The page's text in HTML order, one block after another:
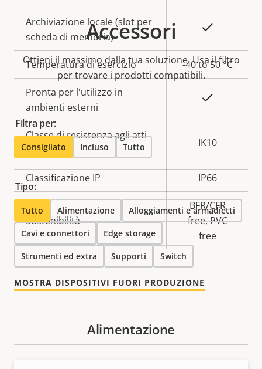
Archiviazione locale (slot per
scheda di memoria)
Temperatura di esercizio -40 to 50 °C
Pronta per l'utilizzo in
ambienti esterni
Classe di resistenza agli atti
vandalici
IK10
Classificazione IP IP66
Sostenibilità
BFR/CFR
free, PVC
free
Accessori
Ottieni il massimo dalla tua soluzione. Usa il filtro
per trovare i prodotti compatibili.
Filtra per:
Consigliato Incluso Tutto
Tipo:
Tutto Alimentazione Alloggiamenti e armadietti
Cavi e connettori Edge storage
Strumenti ed extra Supporti Switch
MOSTRA DISPOSITIVI FUORI PRODUZIONE
Alimentazione